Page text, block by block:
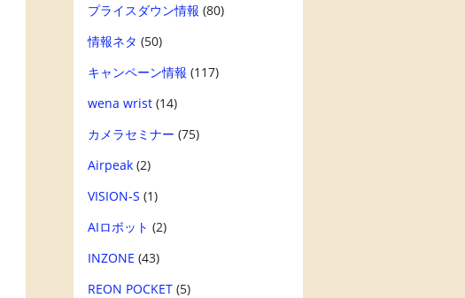
プライスダウン情報 (80)
情報ネタ (50)
キャンペーン情報 (117)
wena wrist(14)
カメラセミナー (75)
Airpeak(2)
VISION-S (1)
AIロボット (2)
INZONE (43)
REON POCKET(5)